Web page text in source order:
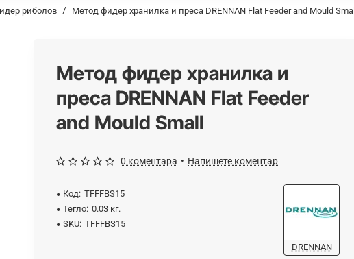
риболов Метод фидер хранилка и преса DRENNAN Flat Feeder and Mould Small
Метод фидер хранилка и
преса DRENNAN Flat Feeder
and Mould Small
Код: TFFFBS15
Тегло: 0.03 кг.
SKU: TFFFBS15
DRENNAN
0 коментара • Напишете коментар